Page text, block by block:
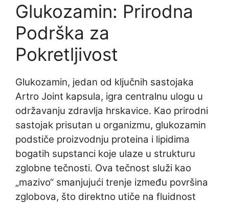
Glukozamin: Prirodna
Podrška za
Pokretljivost
Glukozamin, jedan od ključnih sastojaka
Artro Joint kapsula, igra centralnu ulogu u
održavanju zdravlja hrskavice. Kao prirodni
sastojak prisutan u organizmu, glukozamin
podstiče proizvodnju proteina i lipidima
bogatih supstanci koje ulaze u strukturu
zglobne tečnosti. Ova tečnost služi kao
„mazivo“ smanjujući trenje između površina
zglobova, što direktno utiče na fluidnost